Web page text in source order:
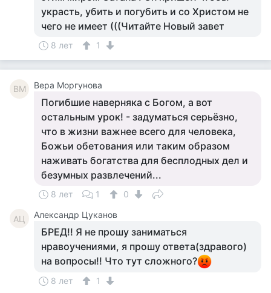
украсть, убить и погубить и со Христом не
чего не имеет (((Читайте Новый завет
8 лет 1
ВМ Вера Моргунова
Погибшие наверняка с Богом, а вот
остальным урок! - задуматься серьёзно,
что в жизни важнее всего для человека,
Божьи обетования или таким образом
наживать богатства для бесплодных дел и
безумных развлечений...
8 лет 1 0
АЦ Александр Цуканов
БРЕД!! Я не прошу заниматься
нравоучениями, я прошу ответа(здравого)
на вопросы!! Что тут сложного?
8 лет 1